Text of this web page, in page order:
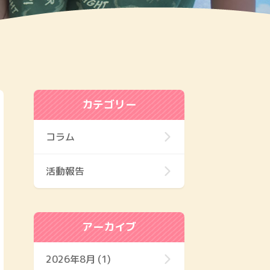
カテゴリー
コラム
活動報告
アーカイブ
2026年8月 (1)